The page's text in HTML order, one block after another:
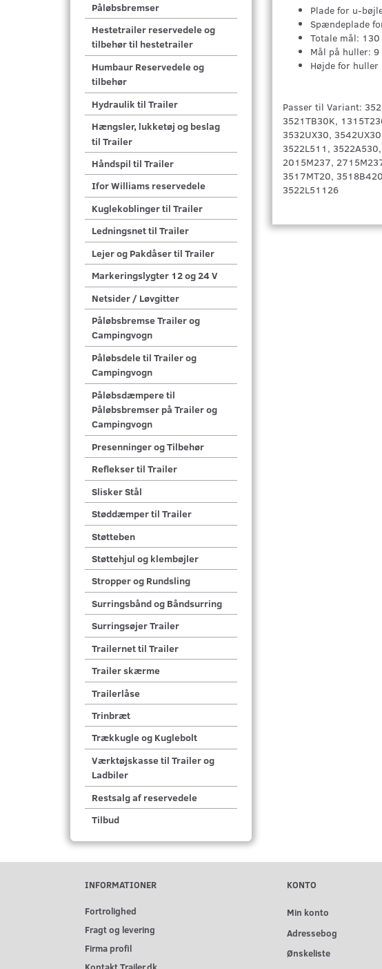
Påløbsbremser
Hestetrailer reservedele og
tilbehør til hestetrailer
Humbaur Reservedele og
tilbehør
Hydraulik til Trailer
Hængsler, lukketøj og beslag
til Trailer
Håndspil til Trailer
Ifor Williams reservedele
Kuglekoblinger til Trailer
Ledningsnet til Trailer
Lejer og Pakdåser til Trailer
Markeringslygter 12 og 24 V
Netsider / Løvgitter
Påløbsbremse Trailer og
Campingvogn
Påløbsdele til Trailer og
Campingvogn
Påløbsdæmpere til
Påløbsbremser på Trailer og
Campingvogn
Presenninger og Tilbehør
Reflekser til Trailer
Slisker Stål
Støddæmper til Trailer
Støtteben
Støttehjul og klembøjler
Stropper og Rundsling
Surringsbånd og Båndsurring
Surringsøjer Trailer
Trailernet til Trailer
Trailer skærme
Trailerlåse
Trinbræt
Trækkugle og Kuglebolt
Værktøjskasse til Trailer og
Ladbiler
Restsalg af reservedele
Tilbud
Plade for u-
Spændeplade
Totale mål:
Mål på huller: 9
Højde for
Passer til Variant:
3521TB30K,
3532UX30,
3522L511,
2015M237,
3517MT20,
3522L51126
INFORMATIONER
Fortrolighed
Fragt og levering
Firma profil
KONTO
Min konto
Adressebog
Ønskeliste